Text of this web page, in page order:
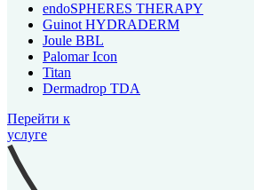
endoSPHERES THERAPY
Guinot HYDRADERM
Joule BBL
Palomar Icon
Titan
Dermadrop TDA
Перейти к
услуге